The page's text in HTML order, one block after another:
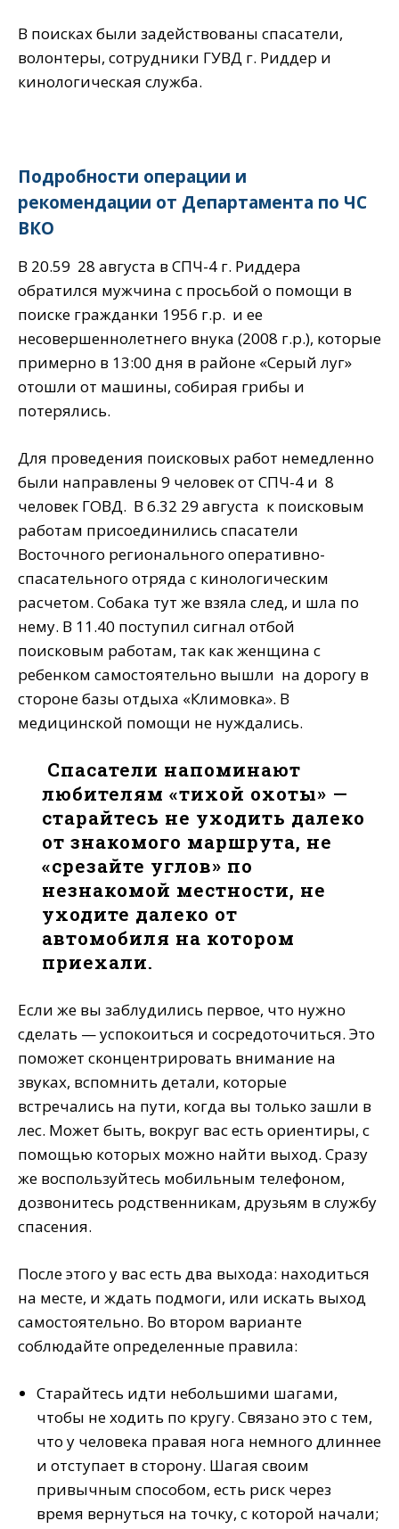
В поисках были задействованы спасатели,
волонтеры, сотрудники ГУВД г. Риддер и
кинологическая служба.
Подробности операции и
рекомендации от Департамента по ЧС
ВКО
В 20.59 28 августа в СПЧ-4 г. Риддера
обратился мужчина с просьбой о помощи в
поиске гражданки 1956 г.р. и ее
несовершеннолетнего внука (2008 г.р.), которые
примерно в 13:00 дня в районе «Серый луг»
отошли от машины, собирая грибы и
потерялись.
Для проведения поисковых работ немедленно
были направлены 9 человек от СПЧ-4 и 8
человек ГОВД. В 6.32 29 августа к поисковым
работам присоединились спасатели
Восточного регионального оперативно-
спасательного отряда с кинологическим
расчетом. Собака тут же взяла след, и шла по
нему. В 11.40 поступил сигнал отбой
поисковым работам, так как женщина с
ребенком самостоятельно вышли на дорогу в
стороне базы отдыха «Климовка». В
медицинской помощи не нуждались.
Спасатели напоминают
любителям «тихой охоты» —
старайтесь не уходить далеко
от знакомого маршрута, не
«срезайте углов» по
незнакомой местности, не
уходите далеко от
автомобиля на котором
приехали.
Если же вы заблудились первое, что нужно
сделать — успокоиться и сосредоточиться. Это
поможет сконцентрировать внимание на
звуках, вспомнить детали, которые
встречались на пути, когда вы только зашли в
лес. Может быть, вокруг вас есть ориентиры, с
помощью которых можно найти выход. Сразу
же воспользуйтесь мобильным телефоном,
дозвонитесь родственникам, друзьям в службу
спасения.
После этого у вас есть два выхода: находиться
на месте, и ждать подмоги, или искать выход
самостоятельно. Во втором варианте
соблюдайте определенные правила:
Старайтесь идти небольшими шагами,
чтобы не ходить по кругу. Связано это с тем,
что у человека правая нога немного длиннее
и отступает в сторону. Шагая своим
привычным способом, есть риск через
время вернуться на точку, с которой начали;